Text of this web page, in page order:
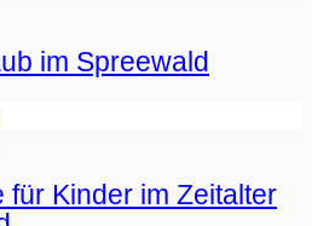
im Spreewald
für Kinder im Zeitalter